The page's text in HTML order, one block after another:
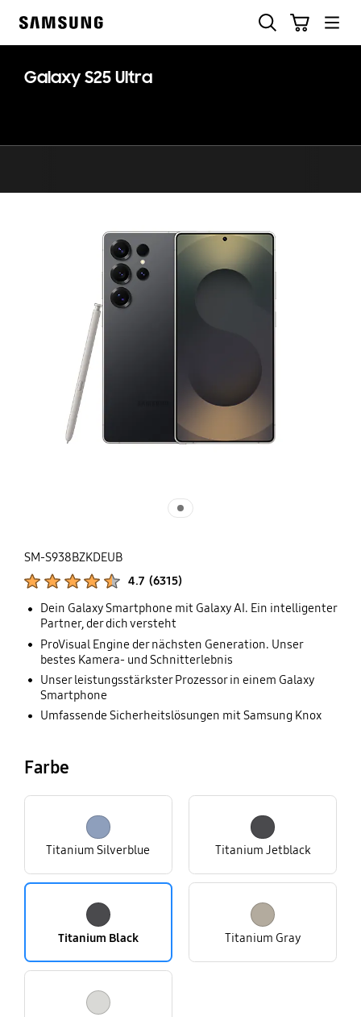
Galaxy S25 Ultra
SM-S938BZKDEUB
4.7 (6315)
Dein Galaxy Smartphone mit Galaxy AI. Ein intelligenter
Partner, der dich versteht
ProVisual Engine der nächsten Generation. Unser
bestes Kamera- und Schnitterlebnis
Unser leistungsstärkster Prozessor in einem Galaxy
Smartphone
Umfassende Sicherheitslösungen mit Samsung Knox
Farbe
Titanium Silverblue Titanium Jetblack
Titanium Black Titanium Gray